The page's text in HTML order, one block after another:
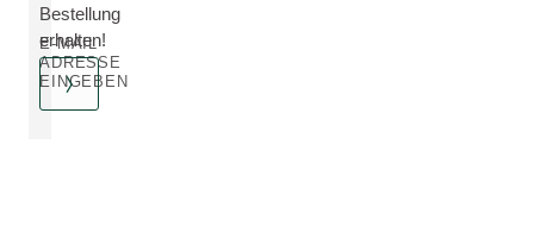
Bestellung
erhalten!
E-MAIL
ADRESSE
EINGEBEN